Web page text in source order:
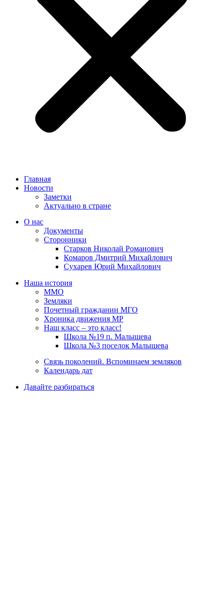
Главная
Новости
Заметки
Актуально в стране
О нас
Документы
Сторонники
Старков Николай Романович
Комаров Дмитрий Михайлович
Сухарев Юрий Михайлович
Наша история
ММО
Земляки
Почетный гражданин МГО
Хроника движения МР
Наш класс – это класс!
Школа №19 п. Малышева
Школа №3 поселок Малышева
Связь поколений. Вспоминаем земляков
Календарь дат
Давайте разбираться